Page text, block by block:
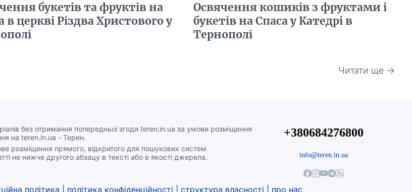
букетів та фруктів на
в церкві Різдва Христового у
Освячення кошиків з фруктами і
букетів на Спаса у Катедрі в
Тернополі
Читати ще →
без отримання попередньої згоди teren.in.ua за умови розміщення
на teren.in.ua - Терен.
розміщення прямого, відкритого для пошукових систем
не нижче другого абзацу в тексті або в якості джерела.
+380684276800
info@teren.in.ua
політика політика конфіденційності |структура власності про нас